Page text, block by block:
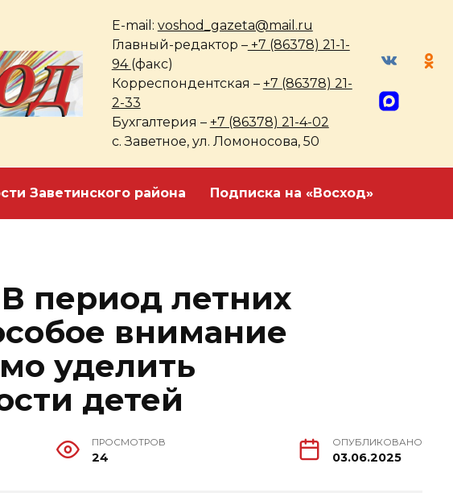
E-mail: voshod_gazeta@mail.ru
Главный-редактор –+7 (86378) 21-1-
94 (факс)
Корреспондентская – +7 (86378) 21-
2-33
Бухгалтерия – +7 (86378) 21-4-02
с. Заветное, ул. Ломоносова, 50
Заветинского района Подписка на «Восход»
период летних
внимание
уделить
детей
ПРОСМОТРОВ
24
ОПУБЛИКОВАНО
03.06.2025